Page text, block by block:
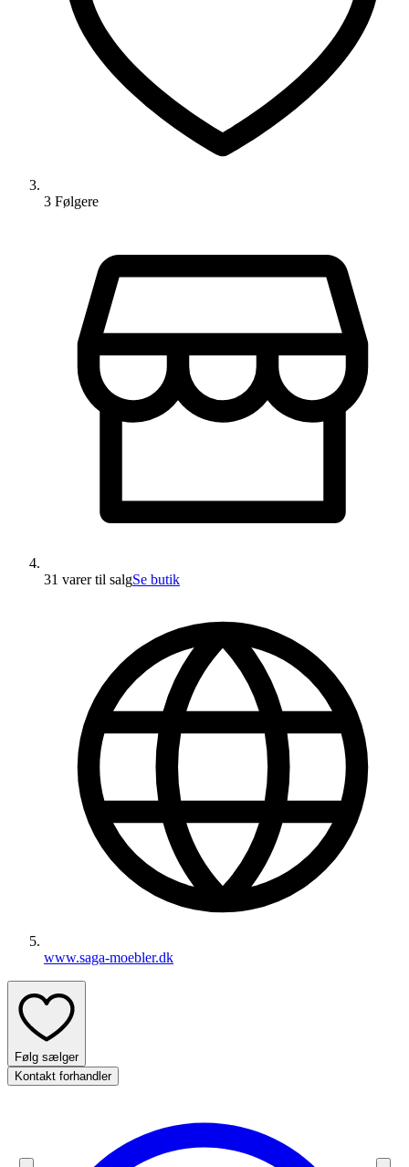
3 Følgere
31 varertil salgSe butik
www.saga-moebler.dk
Følg sælger
Kontakt forhandler